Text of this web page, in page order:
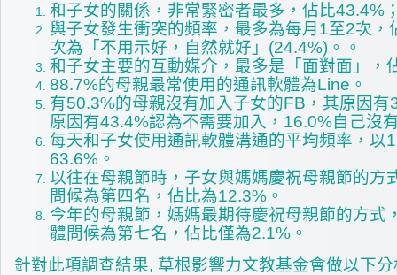
和子女的關係，非常緊密者最多，佔比43.4%
與子女發生衝突的頻率，最多為每月1至2次
次為「不用示好，自然就好」(24.4%)。 。
和子女主要的互動媒介，最多是「面對面」
88.7%的母親最常使用的通訊軟體為Line。
有50.3%的母親沒有加入子女的FB，其原因
原因有43.4%認為不需要加入，16.0%自己沒
每天和子女使用通訊軟體溝通的平均頻率，
63.6%。
以往在母親節時，子女與媽媽慶祝母親節的
問候為第四名，佔比為12.3%。
今年的母親節，媽媽最期待慶祝母親節的方
體問候為第七名，佔比僅為2.1%。
針對此項調查結果, 草根影響力文教基金會做以下